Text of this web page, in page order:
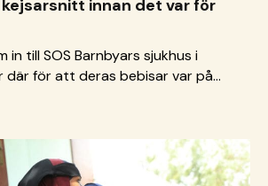
kejsarsnitt innan det var för
in till SOS Barnbyars sjukhus i
där för att deras bebisar var på
de kan inte föda på ett säkert
I ett område drabbat av
rent vatten, vård och internflykt
extra utsatta.